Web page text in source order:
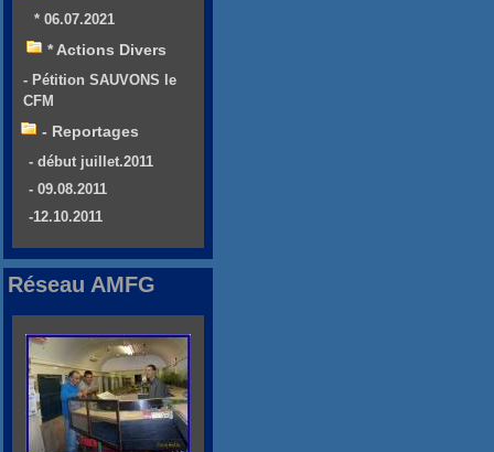
* 06.07.2021
* Actions Divers
- Pétition SAUVONS le
CFM
- Reportages
- début juillet.2011
- 09.08.2011
-12.10.2011
Réseau AMFG